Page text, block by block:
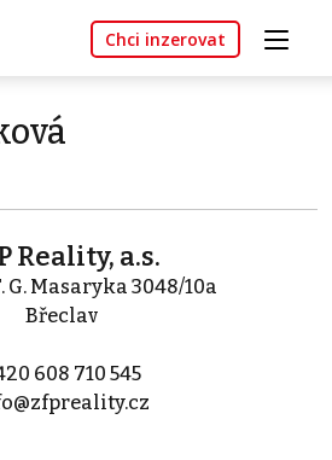
Chci inzerovat
Reality, a.s.
G. Masaryka 3048/10a
Břeclav
608 710 545